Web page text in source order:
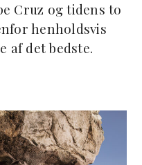
Cruz og tidens to
henholdsvis
af det bedste.